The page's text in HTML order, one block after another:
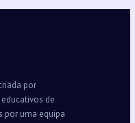
por
de
por uma equipa